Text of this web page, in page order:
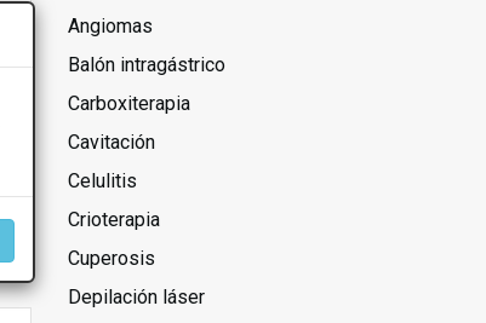
Angiomas
Balón intragástrico
Carboxiterapia
Cavitación
Celulitis
Crioterapia
Cuperosis
Depilación láser